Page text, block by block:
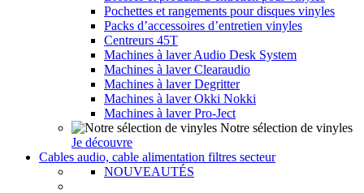
Pochettes et rangements pour disques vinyles
Packs d’accessoires d’entretien vinyles
Centreurs 45T
Machines à laver Audio Desk System
Machines à laver Clearaudio
Machines à laver Degritter
Machines à laver Okki Nokki
Machines à laver Pro-Ject
Notre sélection de vinyles
Je découvre
Cables audio, cable alimentation filtres secteur
NOUVEAUTÉS